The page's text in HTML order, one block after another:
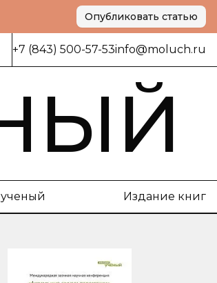
Опубликовать статью
+7 (843) 500-57-53info@moluch.ru
Издание книг